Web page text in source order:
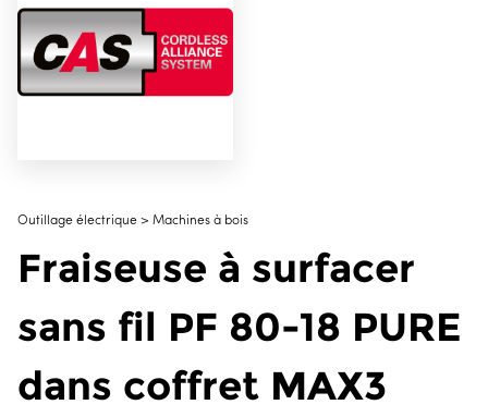
Outillage électrique > Machines à bois
Fraiseuse à surfacer
sans fil PF 80-18 PURE
dans coffret MAX3